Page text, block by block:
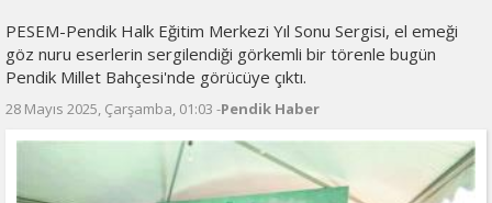
PESEM-Pendik Halk Eğitim Merkezi Yıl Sonu Sergisi, el emeği
göz nuru eserlerin sergilendiği görkemli bir törenle bugün
Pendik Millet Bahçesi'nde görücüye çıktı.
28 Mayıs 2025, Çarşamba, 01:03 -Pendik Haber